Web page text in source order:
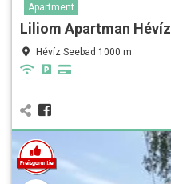
Apartment
Liliom Apartman Hévíz
Hévíz Seebad 1000 m